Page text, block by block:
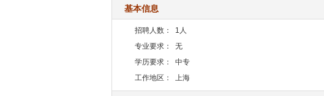
基本信息
招聘人数： 1人
专业要求：
无
学历要求：
中专
工作地区：
上海